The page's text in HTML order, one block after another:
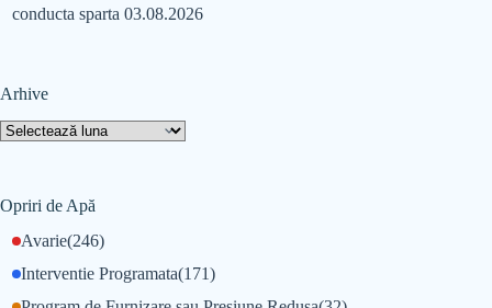
conducta sparta 03.08.2026
Arhive
Opriri de Apă
Avarie(246)
Interventie Programata(171)